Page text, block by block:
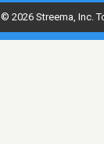
© 2026 Streema, Inc.